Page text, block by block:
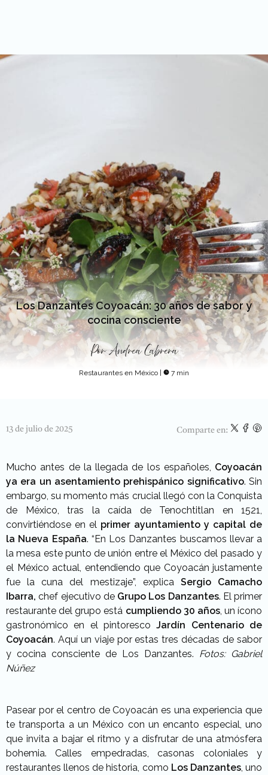
Los Danzantes Coyoacán: 30 años de sabor y
cocina consciente
Por Andrea Cabrera
Restaurantes en México | 7 min
13 de julio de 2025 Comparte en:
Mucho antes de la llegada de los españoles, Coyoacán
ya era un asentamiento prehispánico significativo. Sin
embargo, su momento más crucial llegó con la Conquista
de México, tras la caída de Tenochtitlan en 1521,
convirtiéndose en el primer ayuntamiento y capital de
la Nueva España. “En Los Danzantes buscamos llevar a
la mesa este punto de unión entre el México del pasado y
el México actual, entendiendo que Coyoacán justamente
fue la cuna del mestizaje”, explica Sergio Camacho
Ibarra, chef ejecutivo de Grupo Los Danzantes. El primer
restaurante del grupo está cumpliendo 30 años, un ícono
gastronómico en el pintorescoJardín Centenario de
Coyoacán. Aquí un viaje por estas tres décadas de sabor
y cocina consciente de Los Danzantes. Fotos: Gabriel
Núñez
Pasear por el centro de Coyoacán es una experiencia que
te transporta a un México con un encanto especial, uno
que invita a bajar el ritmo y a disfrutar de una atmósfera
bohemia. Calles empedradas, casonas coloniales y
restaurantes llenos de historia, como Los Danzantes, uno